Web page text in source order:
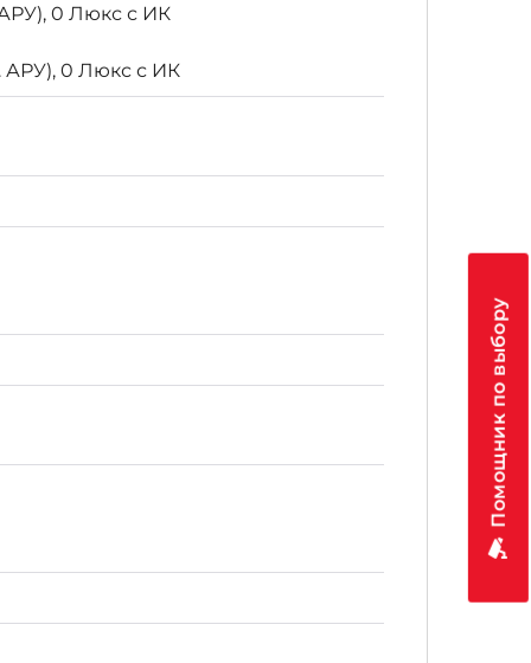
АРУ), 0 Люкс с ИК
АРУ), 0 Люкс с ИК
Помощник по выбору